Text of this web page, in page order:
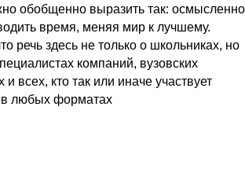
обобщенно выразить так: осмысленно
время, меняя мир к лучшему.
речь здесь не только о школьниках, но
компаний, вузовских
и всех, кто так или иначе участвует
в любых форматах